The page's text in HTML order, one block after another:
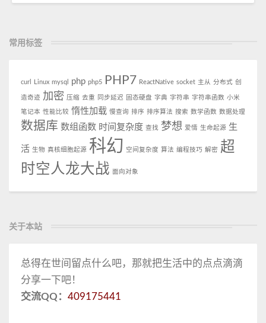
常用标签
curl Linux mysql php php5 PHP7 ReactNative socket 主从 分布式 创
造奇迹 加密 压缩 去重 同步延迟 固态硬盘 字典 字符串 字符串函数 小米
笔记本 性能比较 惰性加载 慢查询 排序 排序算法 搜索 数学函数 数据处理
数据库 数组函数 时间复杂度 查找 梦想 爱情 生命起源 生
活 生物 真核细胞起源 科幻 空间复杂度 算法 编程技巧 解密 超
时空人龙大战 面向对象
关于本站
总得在世间留点什么吧，那就把生活中的点点滴滴
分享一下吧！
交流QQ： 409175441